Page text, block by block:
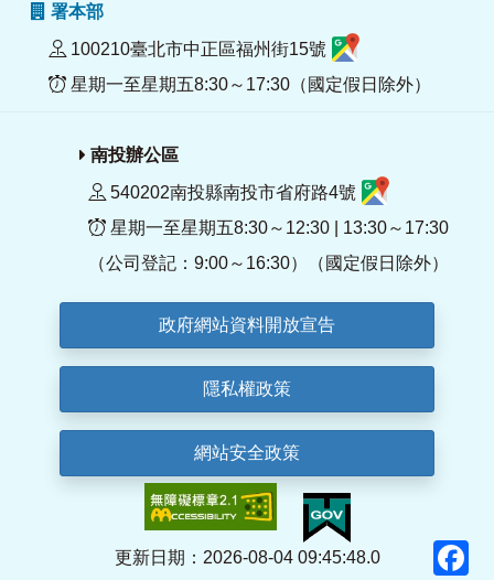
署本部
100210臺北市中正區福州街15號
星期一至星期五8:30～17:30（國定假日除外）
南投辦公區
540202南投縣南投市省府路4號
星期一至星期五8:30～12:30 | 13:30～17:30
（公司登記：9:00～16:30）（國定假日除外）
政府網站資料開放宣告
隱私權政策
網站安全政策
更新日期：2026-08-04 09:45:48.0